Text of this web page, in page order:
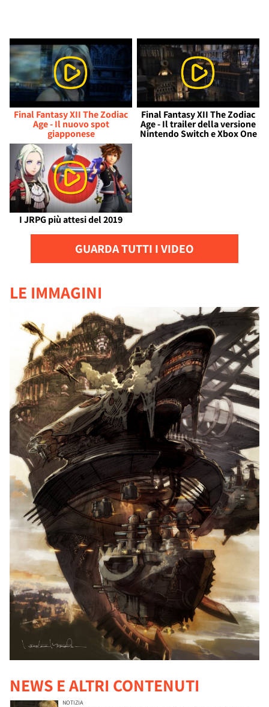
Final Fantasy XII The Zodiac
Age - Il nuovo spot
giapponese
Final Fantasy XII The Zodiac
Age - Il trailer della versione
Nintendo Switch e Xbox One
I JRPG più attesi del 2019
GUARDA TUTTI I VIDEO
LE IMMAGINI
NEWS E ALTRI CONTENUTI
NOTIZIA